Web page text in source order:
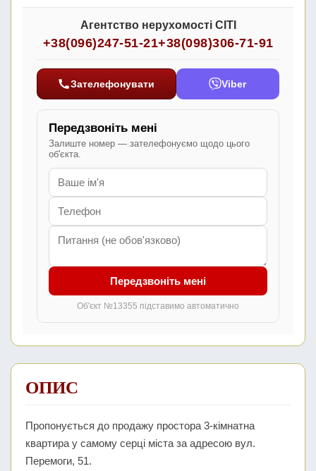
Агентство нерухомості СІТІ
+38(096)247-51-21+38(098)306-71-91
Зателефонувати Viber
Передзвоніть мені
Залиште номер — зателефонуємо щодо цього
об'єкта.
Передзвоніть мені
Об'єкт №13355 підставимо автоматично
ОПИС
Пропонується до продажу простора 3-кімнатна
квартира у самому серці міста за адресою вул.
Перемоги, 51.